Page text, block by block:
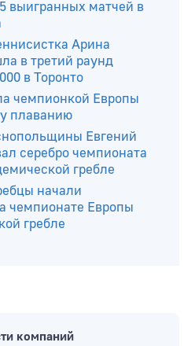
выигранных матчей в
Арина
в третий раунд
в Торонто
чемпионкой Европы
плаванию
Евгений
серебро чемпионата
гребле
начали
чемпионате Европы
гребле
компаний